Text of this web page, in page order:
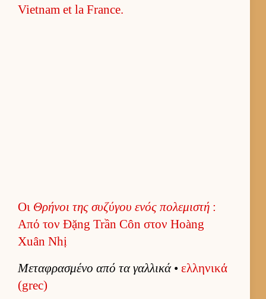
Οι Θρήνοι της συζύγου ενός πολεμιστή :
Από τον Đặng Trần Côn στον Hoàng
Xuân Nhị
Μεταφρασμένο από τα γαλ­λικά• ελ­ληνικά
(grec)